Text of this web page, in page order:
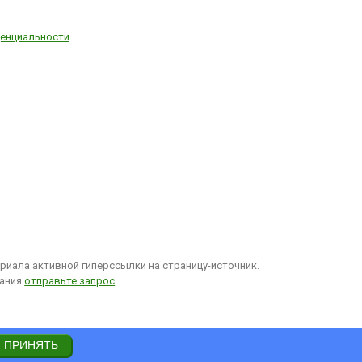
активной гиперссылки на страницу-источник.
отправьте запрос.
ПРИНЯТЬ